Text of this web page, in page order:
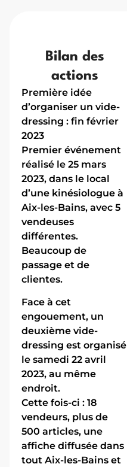
Bilan des
actions
Première idée
d’organiser un vide-
dressing : fin février
2023
Premier événement
réalisé le 25 mars
2023, dans le local
d’une kinésiologue à
Aix-les-Bains, avec 5
vendeuses
différentes.
Beaucoup de
passage et de
clientes.
Face à cet
engouement, un
deuxième vide-
dressing est organisé
le samedi 22 avril
2023, au même
endroit.
Cette fois-ci : 18
vendeurs, plus de
500 articles, une
affiche diffusée dans
tout Aix-les-Bains et